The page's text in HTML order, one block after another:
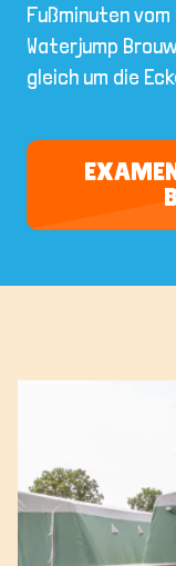
Fußminuten
Waterjump
gleich um die